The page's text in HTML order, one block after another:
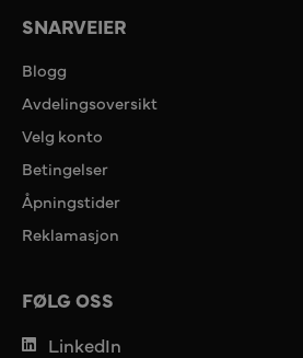
SNARVEIER
Blogg
Avdelingsoversikt
Velg konto
Betingelser
Åpningstider
Reklamasjon
FØLG OSS
LinkedIn